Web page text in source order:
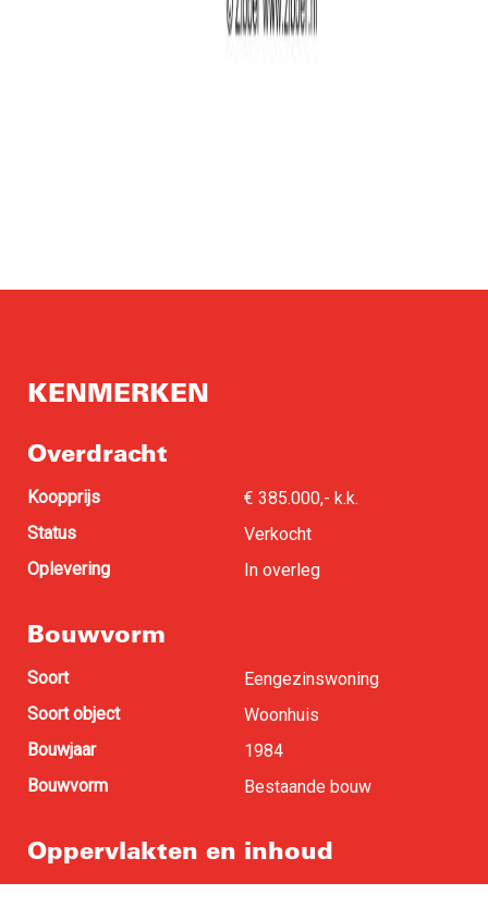
KENMERKEN
Overdracht
Koopprijs
€ 385.000,- k.k.
Status
Verkocht
Oplevering
In overleg
Bouwvorm
Soort
Eengezinswoning
Soort object
Woonhuis
Bouwjaar
1984
Bouwvorm
Bestaande bouw
Oppervlakten en inhoud